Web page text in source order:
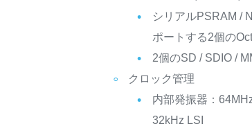
シリアルPSRAM /
ポートする2個の
2個のSD / SDIO /
クロック管理
内部発振器：
32kHz LSI